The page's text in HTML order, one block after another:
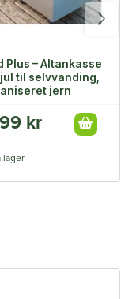
Plus – Altankasse
til selvvanding,
jern
kr
lager